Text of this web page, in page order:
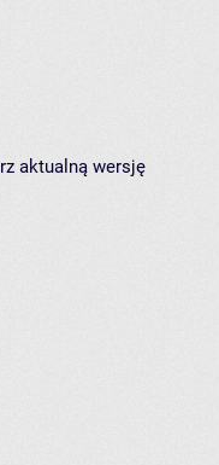
aktualną wersję